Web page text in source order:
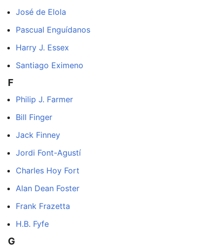
José de Elola
Pascual Enguídanos
Harry J. Essex
Santiago Eximeno
F
Philip J. Farmer
Bill Finger
Jack Finney
Jordi Font-Agustí
Charles Hoy Fort
Alan Dean Foster
Frank Frazetta
H.B. Fyfe
G